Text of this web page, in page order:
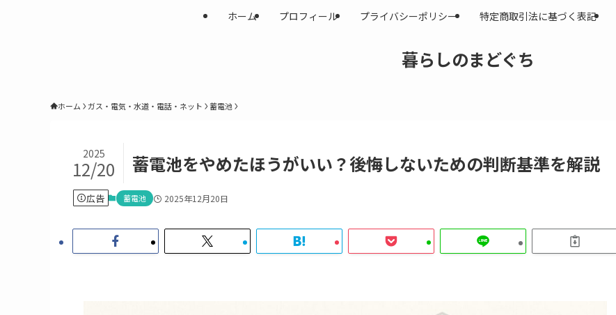
暮らしのまどぐち
ホーム プロフィール プライバシーポリシー 特定商取引法に基づく表記
ホーム ガス・電気・水道・電話・ネット 蓄電池
蓄電池をやめたほうがいい？後悔しないための判断基準を解説
2025
12/20
広告 蓄電池 2025年12月20日